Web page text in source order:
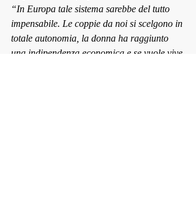
“In Europa tale sistema sarebbe del tutto
impensabile. Le coppie da noi si scelgono in
totale autonomia, la donna ha raggiunto
una indipendenza economica e se vuole vive